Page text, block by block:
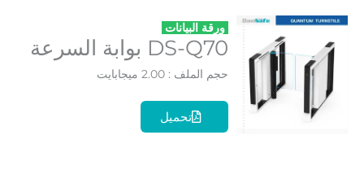
ورقة البيانات
DS-Q70 بوابة السرعة
حجم الملف : 2.00 ميجابايت
تحميل